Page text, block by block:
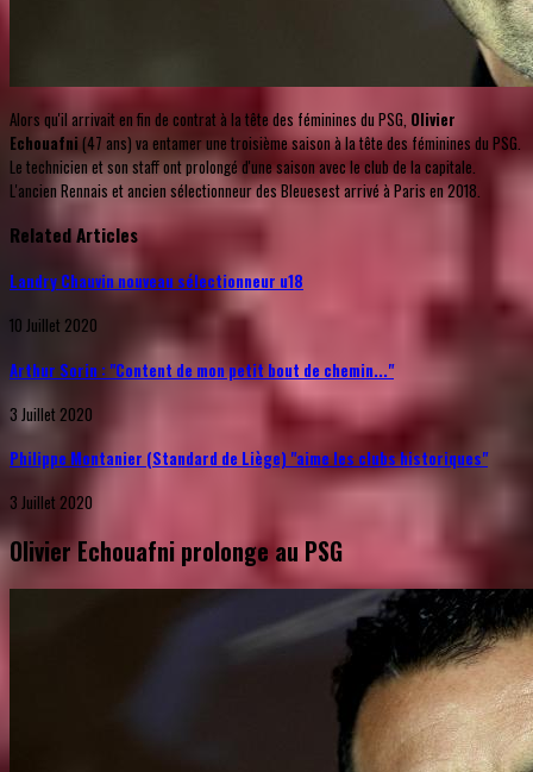
Alors qu'il arrivait en fin de contrat à la tête des féminines du PSG, Olivier
Echouafni (47 ans) va entamer une troisième saison à la tête des féminines du PSG.
Le technicien et son staff ont prolongé d'une saison avec le club de la capitale.
L'ancien Rennais et ancien sélectionneur des Bleuesest arrivé à Paris en 2018.
Related Articles
Landry Chauvin nouveau sélectionneur u18
10 Juillet 2020
Arthur Sorin : "Content de mon petit bout de chemin..."
3 Juillet 2020
Philippe Montanier (Standard de Liège) "aime les clubs historiques"
3 Juillet 2020
Olivier Echouafni prolonge au PSG